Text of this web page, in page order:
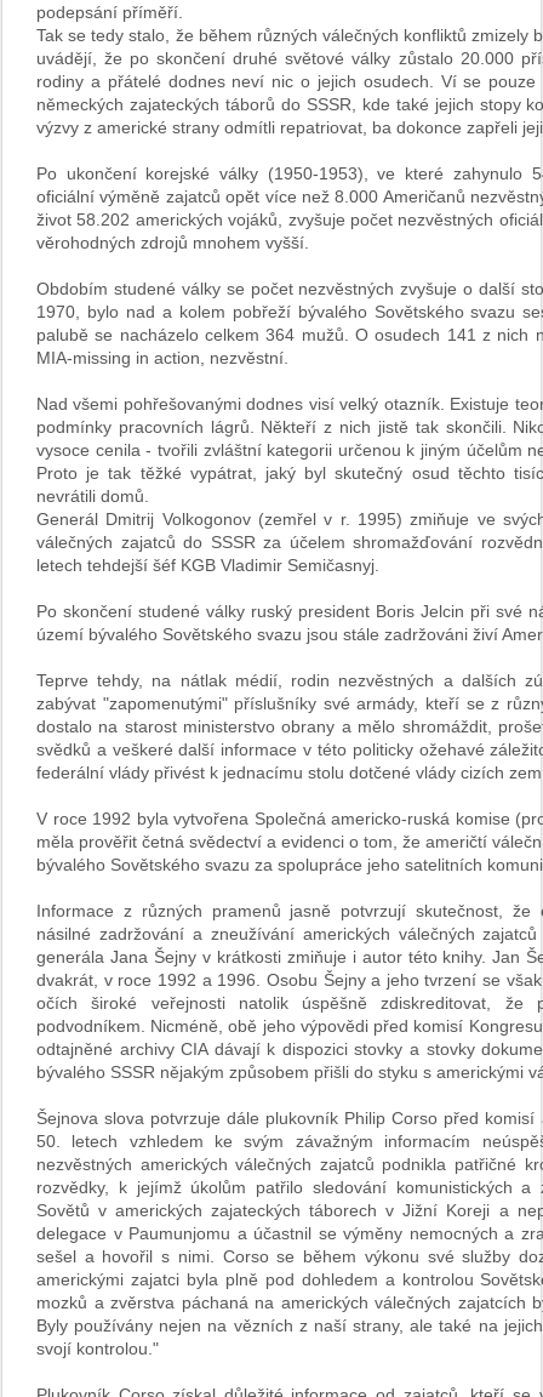
podepsání příměří.
Tak se tedy stalo, že během různých válečných konfliktů zmizely
uvádějí, že po skončení druhé světové války zůstalo 20.000
rodiny a přátelé dodnes neví nic o jejich osudech. Ví se
německých zajateckých táborů do SSSR, kde také jejich stopy
výzvy z americké strany odmítli repatriovat, ba dokonce zapřeli
Po ukončení korejské války (1950-1953), ve které zahynulo
oficiální výměně zajatců opět více než 8.000 Američanů
život 58.202 amerických vojáků, zvyšuje počet nezvěstných
věrohodných zdrojů mnohem vyšší.
Obdobím studené války se počet nezvěstných zvyšuje o další
1970, bylo nad a kolem pobřeží bývalého Sovětského svazu
palubě se nacházelo celkem 364 mužů. O osudech 141 z nich
MIA-missing in action, nezvěstní.
Nad všemi pohřešovanými dodnes visí velký otazník. Existuje
podmínky pracovních lágrů. Někteří z nich jistě tak skončili.
vysoce cenila - tvořili zvláštní kategorii určenou k jiným účelům
Proto je tak těžké vypátrat, jaký byl skutečný osud těchto
nevrátili domů.
Generál Dmitrij Volkogonov (zemřel v r. 1995) zmiňuje ve
válečných zajatců do SSSR za účelem shromažďování
letech tehdejší šéf KGB Vladimir Semičasnyj.
Po skončení studené války ruský president Boris Jelcin při své
území bývalého Sovětského svazu jsou stále zadržováni živí
Teprve tehdy, na nátlak médií, rodin nezvěstných a dalších
zabývat "zapomenutými" příslušníky své armády, kteří se z
dostalo na starost ministerstvo obrany a mělo shromáždit,
svědků a veškeré další informace v této politicky ožehavé
federální vlády přivést k jednacímu stolu dotčené vlády cizích
V roce 1992 byla vytvořena Společná americko-ruská komise
měla prověřit četná svědectví a evidenci o tom, že američtí
bývalého Sovětského svazu za spolupráce jeho satelitních
Informace z různých pramenů jasně potvrzují skutečnost,
násilné zadržování a zneužívání amerických válečných
generála Jana Šejny v krátkosti zmiňuje i autor této knihy. Jan
dvakrát, v roce 1992 a 1996. Osobu Šejny a jeho tvrzení se
očích široké veřejnosti natolik úspěšně zdiskreditovat, že
podvodníkem. Nicméně, obě jeho výpovědi před komisí
odtajněné archivy CIA dávají k dispozici stovky a stovky
bývalého SSSR nějakým způsobem přišli do styku s americkými
Šejnova slova potvrzuje dále plukovník Philip Corso před
50. letech vzhledem ke svým závažným informacím
nezvěstných amerických válečných zajatců podnikla patřičné
rozvědky, k jejímž úkolům patřilo sledování komunistických a
Sovětů v amerických zajateckých táborech v Jižní Koreji a
delegace v Paumunjomu a účastnil se výměny nemocných a
sešel a hovořil s nimi. Corso se během výkonu své služby
americkými zajatci byla plně pod dohledem a kontrolou
mozků a zvěrstva páchaná na amerických válečných zajatcích
Byly používány nejen na vězních z naší strany, ale také na
svojí kontrolou."